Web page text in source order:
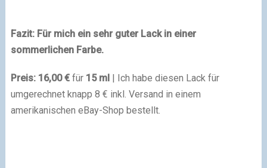
Fazit: Für mich ein sehr guter Lack in einer
sommerlichen Farbe.
Preis:16,00 €für 15 ml| Ich habe diesen Lack für
umgerechnet knapp 8 € inkl. Versand in einem
amerikanischen eBay-Shop bestellt.